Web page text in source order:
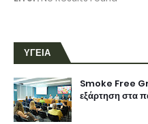
ΥΓΕΙΑ
Smoke Free
εξάρτηση στα